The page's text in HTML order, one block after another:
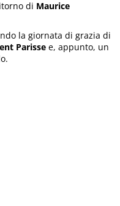
di Maurice
la giornata di grazia di
Parisse e, appunto, un